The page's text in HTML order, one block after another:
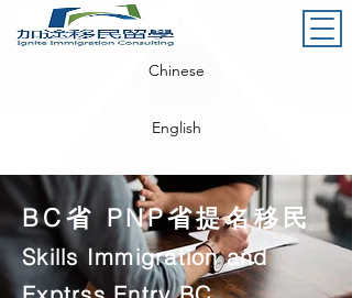
Chinese
English
BC省 PNP省提名移民
Skills Immigration and